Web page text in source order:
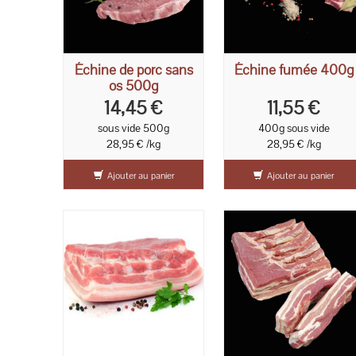
Échine de porc sans
os 500g
14,45 €
sous vide 500g
28,95 € /kg
Ajouter au panier
Échine fumée 400g
11,55 €
400g sous vide
28,95 € /kg
Ajouter au panier